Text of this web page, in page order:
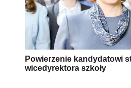
Powierzenie kandydatowi
wicedyrektora szkoły